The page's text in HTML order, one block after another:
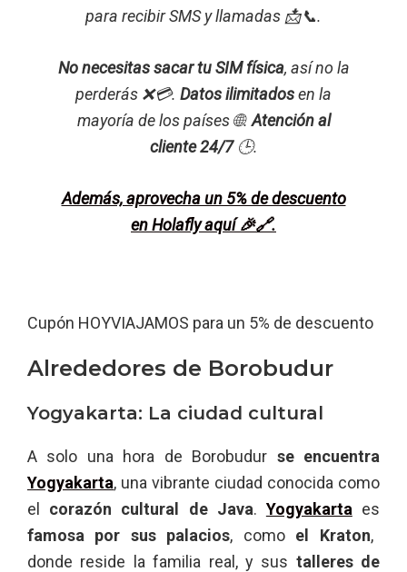
para recibir SMS y llamadas 📩📞.
No necesitas sacar tu SIM física, así no la
perderás ❌💳. Datos ilimitadosen la
mayoría de los países 🌐.Atención al
cliente 24/7🕒.
Además, aprovecha un 5% de descuento
en Holafly aquí 🎉🔗.
Cupón HOYVIAJAMOS para un 5% de descuento
Alrededores de Borobudur
Yogyakarta: La ciudad cultural
A solo una hora de Borobudur se encuentra
Yogyakarta, una vibrante ciudad conocida como
el corazón cultural de Java. Yogyakarta es
famosa por sus palacios, como el Kraton,
donde reside la familia real, y sus talleres de